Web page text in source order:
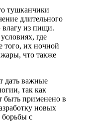
тушканчики
длительного
влагу из пищи.
где
того, их ночной
жары, что также
дать важные
так как
быть применено в
новых
борьбы с